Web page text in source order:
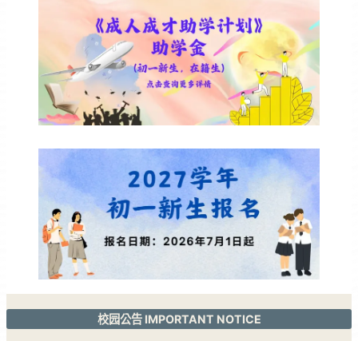
校园公告 IMPORTANT NOTICE